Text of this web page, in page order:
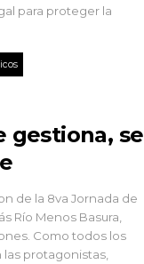
para proteger la
gestiona, se
de la 8va Jornada de
Río Menos Basura,
Como todos los
protagonistas,